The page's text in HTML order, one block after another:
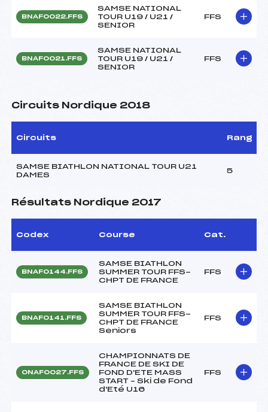
BNAF0022.FFS
SAMSE NATIONAL
TOUR U19 / U21 /
SENIOR
FFS
BNAF0021.FFS
SAMSE NATIONAL
TOUR U19 / U21 /
SENIOR
FFS
Circuits Nordique 2018
Circuits Rang
SAMSE BIATHLON NATIONAL TOUR U21
DAMES
5
Résultats Nordique 2017
Codex Course Cat.
BNAF0144.FFS
SAMSE BIATHLON
SUMMER TOUR FFS-
CHPT DE FRANCE
FFS
BNAF0141.FFS
SAMSE BIATHLON
SUMMER TOUR FFS-
CHPT DE FRANCE
Seniors
FFS
ONAF0027.FFS
CHAMPIONNATS DE
FRANCE DE SKI DE
FOND D'ETE MASS
START – Ski de Fond
d'Eté U16
FFS